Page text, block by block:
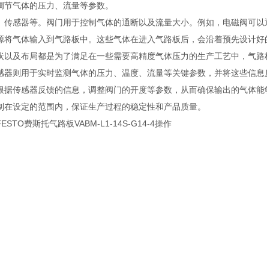
气体的压力、流量等参数。
感器等。阀门用于控制气体的通断以及流量大小。例如，电磁阀可
气体输入到气路板中。这些气体在进入气路板后，会沿着预先设计好
及布局都是为了满足在一些需要高精度气体压力的生产工艺中，气
则用于实时监测气体的压力、温度、流量等关键参数，并将这些信息
传感器反馈的信息，调整阀门的开度等参数，从而确保输出的气体能
设定的范围内，保证生产过程的稳定性和产品质量。